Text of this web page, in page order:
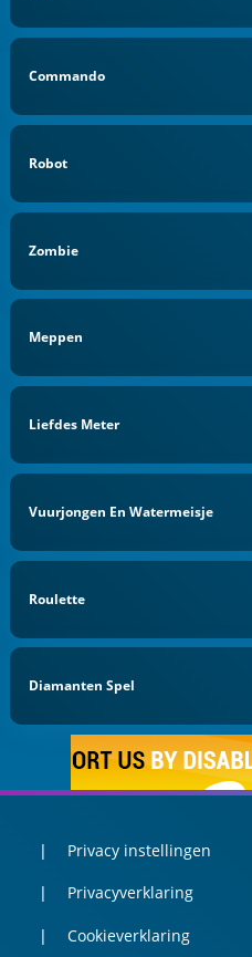
Commando
Robot
Zombie
Meppen
Liefdes Meter
Vuurjongen En Watermeisje
Roulette
Diamanten Spel
Privacy instellingen
Privacyverklaring
Cookieverklaring